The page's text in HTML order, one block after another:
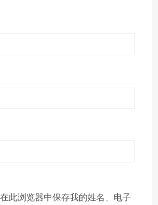
此浏览器中保存我的姓名、电子